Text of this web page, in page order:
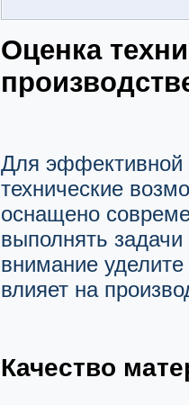
Оценка
Для эффективной
технические
оснащено
выполнять
внимание уделите
влияет на
Качество